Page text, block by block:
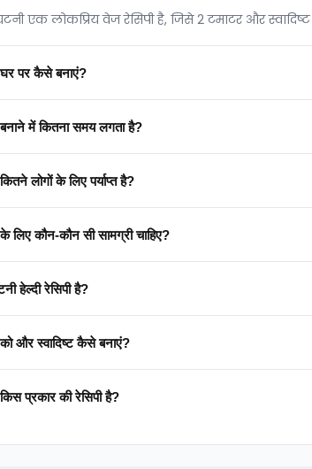
एक लोकप्रिय वेज रेसिपी है, जिसे 2 टमाटर और
घर पर कैसे बनाएं?
में कितना समय लगता है?
लोगों के लिए पर्याप्त है?
लिए कौन-कौन सी सामग्री चाहिए?
हेल्दी रेसिपी है?
और स्वादिष्ट कैसे बनाएं?
प्रकार की रेसिपी है?